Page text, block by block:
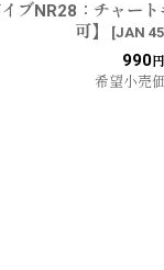
ブNR28：チャー
可】
[JAN
990 円
希望小売